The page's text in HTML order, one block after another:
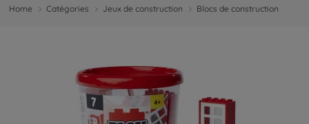
Home Catégories Jeux de construction Blocs de construction